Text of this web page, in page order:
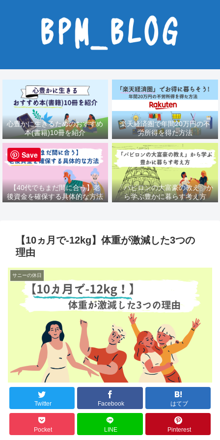
心豊かに生きるためのおすすめ
本(書籍)10冊を紹介
楽天経済圏で年間20万円の不
労所得を得た方法
【40代でもまだ間に合う】老
後資金を確保する具体的な方法
「バビロンの大富豪の教え」か
ら学ぶ豊かに暮らす考え方
【10ヵ月で-12kg】体重が激減した3つの
理由
サニーの休日
Twitter Facebook はてブ
Pocket LINE Pinterest
Save